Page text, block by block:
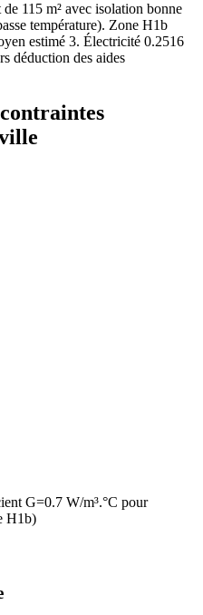
de 115 m² avec isolation bonne
température). Zone H1b
estimé 3. Électricité 0.2516
déduction des aides
G=0.7 W/m³.°C pour
H1b)